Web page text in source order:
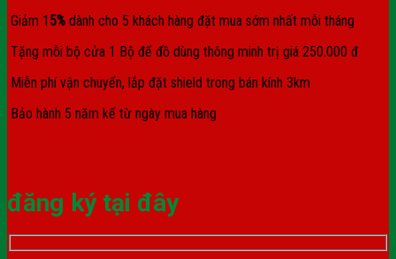
Giảm 1 5% dành cho 5 khách hàng đặt mua sớm nhất mỗi tháng
Tặng mỗi bộ cửa 1 Bộ để đồ dùng thông minh trị giá 250.000 đ
Miễn phí vận chuyển, lắp đặt shield trong bán kính 3km
Bảo hành 5 năm kể từ ngày mua hàng
đăng ký tại đây